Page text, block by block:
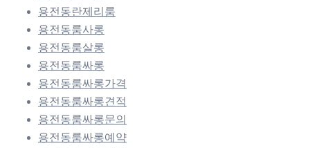
용전동란제리룸
용전동룸사롱
용전동룸살롱
용전동룸싸롱
용전동룸싸롱가격
용전동룸싸롱견적
용전동룸싸롱문의
용전동룸싸롱예약